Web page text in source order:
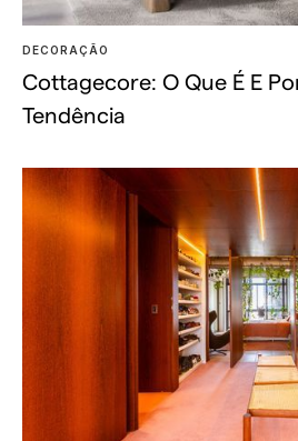
DECORAÇÃO
Cottagecore: O Que É E
Tendência